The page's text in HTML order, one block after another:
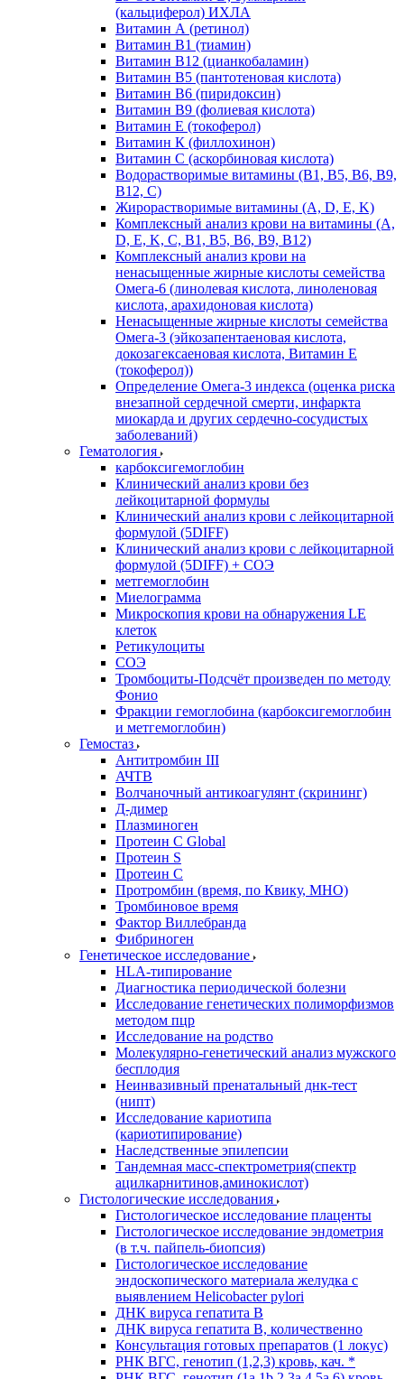
(кальциферол) ИХЛА
Витамин А (ретинол)
Витамин В1 (тиамин)
Витамин В12 (цианкобаламин)
Витамин В5 (пантотеновая кислота)
Витамин В6 (пиридоксин)
Витамин В9 (фолиевая кислота)
Витамин Е (токоферол)
Витамин К (филлохинон)
Витамин С (аскорбиновая кислота)
Водорастворимые витамины (B1, B5, B6, В9,
В12, С)
Жирорастворимые витамины (A, D, E, K)
Комплексный анализ крови на витамины (A,
D, E, K, C, B1, B5, B6, В9, B12)
Комплексный анализ крови на
ненасыщенные жирные кислоты семейства
Омега-6 (линолевая кислота, линоленовая
кислота, арахидоновая кислота)
Ненасыщенные жирные кислоты семейства
Омега-3 (эйкозапентаеновая кислота,
докозагексаеновая кислота, Витамин E
(токоферол))
Определение Омега-3 индекса (оценка риска
внезапной сердечной смерти, инфаркта
миокарда и других сердечно-сосудистых
заболеваний)
Гематология
карбоксигемоглобин
Клинический анализ крови без
лейкоцитарной формулы
Клинический анализ крови с лейкоцитарной
формулой (5DIFF)
Клинический анализ крови с лейкоцитарной
формулой (5DIFF) + СОЭ
метгемоглобин
Миелограмма
Микроскопия крови на обнаружения LE
клеток
Ретикулоциты
СОЭ
Тромбоциты-Подсчёт произведен по методу
Фонио
Фракции гемоглобина (карбоксигемоглобин
и метгемоглобин)
Гемостаз
Антитромбин III
АЧТВ
Волчаночный антикоагулянт (скрининг)
Д-димер
Плазминоген
Протеин C Global
Протеин S
Протеин С
Протромбин (время, по Квику, МНО)
Тромбиновое время
Фактор Виллебранда
Фибриноген
Генетическое исследование
HLA-типирование
Диагностика периодической болезни
Исследование генетических полиморфизмов
методом пцр
Исследование на родство
Молекулярно-генетический анализ мужского
бесплодия
Неинвазивный пренатальный днк-тест
(нипт)
Исследование кариотипа
(кариотипирование)
Наследственные эпилепсии
Тандемная масс-спектрометрия(спектр
ацилкарнитинов,аминокислот)
Гистологические исследования
Гистологическое исследование плаценты
Гистологическое исследование эндометрия
(в т.ч. пайпель-биопсия)
Гистологическое исследование
эндоскопического материала желудка с
выявлением Helicobacter pylori
ДНК вируса гепатита B
ДНК вируса гепатита B, количественно
Консультация готовых препаратов (1 локус)
РНК ВГC, генотип (1,2,3) кровь, кач. *